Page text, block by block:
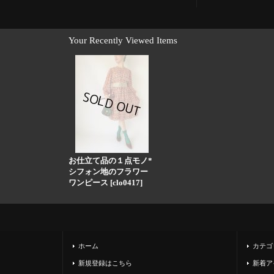
Your Recently Viewed Items
お仕立て品の１点モノ*
シフォン地のフラワー
ワンピース [clo0417]
ホーム
新規登録はこちら
カテゴ
新着